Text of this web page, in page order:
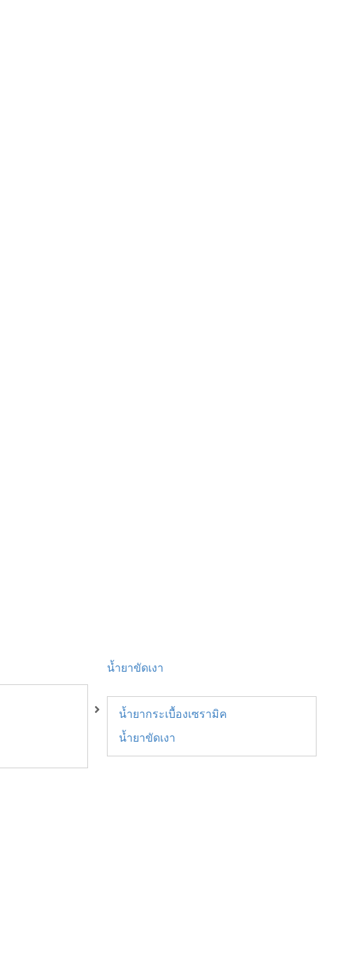
น้ำยาขัดเงา
น้ำยากระเบื้องเซรามิค
น้ำยาขัดเงา